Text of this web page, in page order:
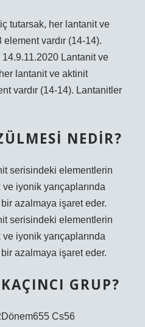
tutarsak, her lantanit ve
vardır (14-14).
Lantanit ve
lantanit ve aktinit
vardır (14-14). Lantanitler
NEDIR?
serisindeki elementlerin
iyonik yarıçaplarında
azalmaya işaret eder.
serisindeki elementlerin
iyonik yarıçaplarında
azalmaya işaret eder.
GRUP?
Cs56